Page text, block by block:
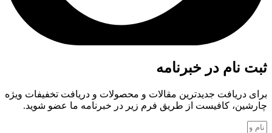
ثبت نام در خبرنامه
برای دریافت جدیدترین مقالات و محصولات و دریافت تخفیفات ویژه
چارشین، کافیست از طریق فرم زیر در خبرنامه ما عضو شوید.